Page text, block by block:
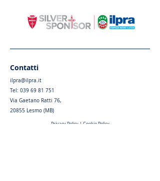
Contatti
ilpra@ilpra.it
Tel: 039 69 81 751
Via Gaetano Ratti 76,
20855 Lesmo (MB)
Privacy Policy | Cookie Policy